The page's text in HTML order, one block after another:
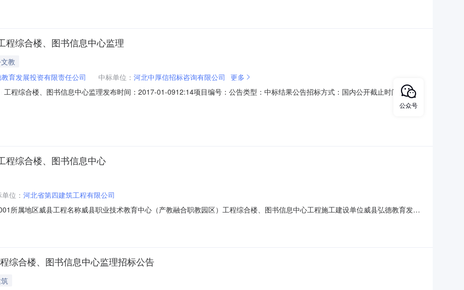
程综合楼、图书信息中心监理
教
育发展投资有限责任公司 中标单位： 河北中厚信招标咨询有限公司 更多
程综合楼、图书信息中心监理发布时间：2017-01-0912:14项目编号：公告类型：中标结果公告招标方式：国内公开截止时间：招标
鳌招标代理有限公...招标地区：河北省招标产品：图书所属行业：;图书音像;中标公示详细情况工程编码130533160122-001所属地区
职教园区）工程综合楼、图书信息中心监理建设单位威县弘德教育发展投资有限责任公司招标方式公开招标招标性质施工招标计划开
程综合楼、图书信息中心
位： 河北省第四建筑工程有限公司
所属地区威县工程名称威县职业技术教育中心（产教融合职教园区）工程综合楼、图书信息中心工程施工建设单位威县弘德教育发展
程有限公司第2中标候选人河北新大地建设工程有限公司第3中标候选人石家庄中诚建筑集团有限公司中标范围工程量清单内全部工程
综合楼、图书信息中心监理招标公告
公众号